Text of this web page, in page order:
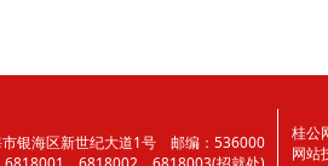
市银海区新世纪大道1号 邮编：536000
桂公
网站